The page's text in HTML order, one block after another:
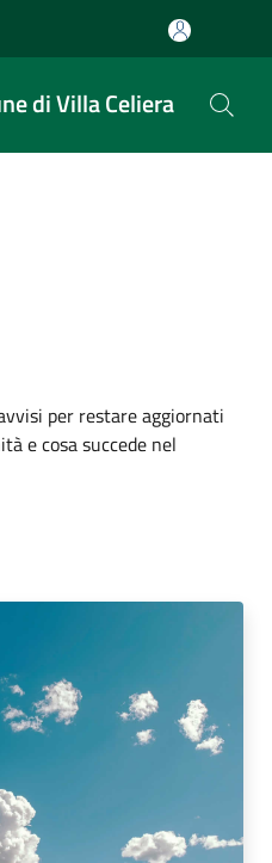
di Villa Celiera
per restare aggiornati
e cosa succede nel